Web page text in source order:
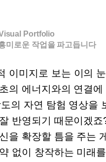
Portfolio
미로운 작업을 파고듭니다
이미지로 보는 이의
의 에너지와의 연결
의 자연 탐험 영상을
반영되기 때문이겠
을 확장할 틈을 주는
없이 창작하는 미래